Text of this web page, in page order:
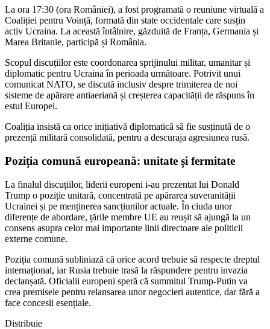
La ora 17:30 (ora României), a fost programată o reuniune virtuală a
Coaliției pentru Voință, formată din state occidentale care susțin
activ Ucraina. La această întâlnire, găzduită de Franța, Germania și
Marea Britanie, participă și România.
Scopul discuțiilor este coordonarea sprijinului militar, umanitar și
diplomatic pentru Ucraina în perioada următoare. Potrivit unui
comunicat NATO, se discută inclusiv despre trimiterea de noi
sisteme de apărare antiaeriană și creșterea capacității de răspuns în
estul Europei.
Coaliția insistă ca orice inițiativă diplomatică să fie susținută de o
prezență militară consolidată, pentru a descuraja agresiunea rusă.
Poziția comună europeană: unitate și fermitate
La finalul discuțiilor, liderii europeni i-au prezentat lui Donald
Trump o poziție unitară, concentrată pe apărarea suveranității
Ucrainei și pe menținerea sancțiunilor actuale. În ciuda unor
diferențe de abordare, țările membre UE au reușit să ajungă la un
consens asupra celor mai importante linii directoare ale politicii
externe comune.
Poziția comună subliniază că orice acord trebuie să respecte dreptul
internațional, iar Rusia trebuie trasă la răspundere pentru invazia
declanșată. Oficialii europeni speră că summitul Trump-Putin va
crea premisele pentru relansarea unor negocieri autentice, dar fără a
face concesii esențiale.
Distribuie